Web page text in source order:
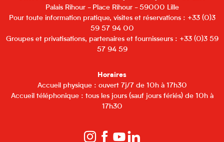
Palais Rihour - Place Rihour - 59000 Lille
Pour toute information pratique, visites et réservations : +33 (0)3
59 57 94 00
Groupes et privatisations, partenaires et fournisseurs : +33 (0)3 59
57 94 59
Horaires
Accueil physique : ouvert 7j/7 de 10h à 17h30
Accueil téléphonique : tous les jours (sauf jours fériés) de 10h à
17h30